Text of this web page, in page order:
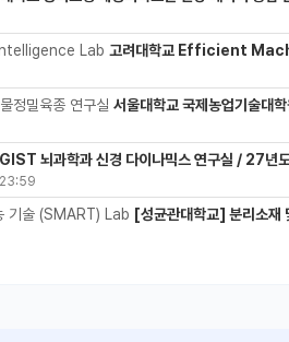
Lab 고려대학교 Efficient
정밀육종 연구실 서울대학교 국제농업기술대
뇌과학과 신경 다이나믹스 연구실 / 27년
기술 (SMART) Lab [성균관대학교] 분리소재